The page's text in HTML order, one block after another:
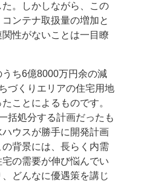
。しかしながら、この
ンテナ取扱量の増加と
性がないことは一目瞭
ち6億8000万円余の減
づくりエリアの住宅用地
ことによるものです。
括処分する計画だったも
ウスが勝手に開発計画
背景には、長らく内需
の需要が伸び悩んでい
どんなに優遇策を講じ